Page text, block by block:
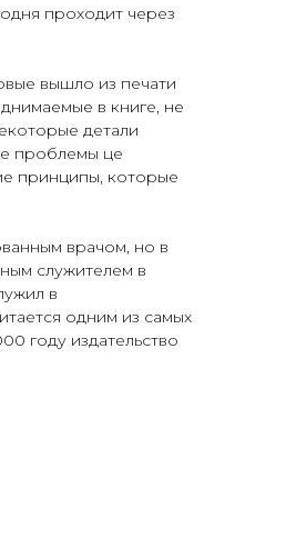
проходит через
вышло из печати
в книге, не
детали
проблемы це
принципы, которые
врачом, но в
служителем в
в
одним из самых
году издательство